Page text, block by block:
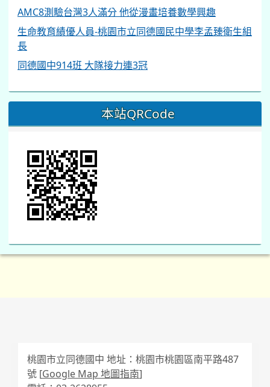
AMC8測驗台灣3人滿分 他從漫畫培養數學興趣
生命教育績優人員-桃園市立同德國民中學李孟臻衛生組
長
同德國中914班 大隊接力連3冠
本站QRCode
桃園市立同德國中 地址：桃園市桃園區南平路487
號 [Google Map 地圖指南]